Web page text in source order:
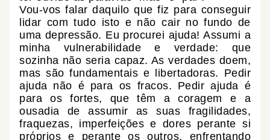
Vou-vos falar daquilo que fiz para conseguir
lidar com tudo isto e não cair no fundo de
uma depressão. Eu procurei ajuda! Assumi a
minha vulnerabilidade e verdade: que
sozinha não seria capaz. As verdades doem,
mas são fundamentais e libertadoras. Pedir
ajuda não é para os fracos. Pedir ajuda é
para os fortes, que têm a coragem e a
ousadia de assumir as suas fragilidades,
fraquezas, imperfeições e dores perante si
próprios e perante os outros, enfrentando